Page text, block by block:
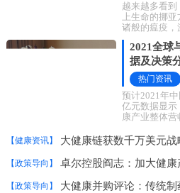
越来越多看
上生命的挪
诸般的瘟疫，
灾、战争等组
2021全球
据及决策
热门资讯
预计2021年
亿元数据显示
康产业整体营
8.1%。艾媒
【健康资讯】 大健康链获数千万美元战
【政策导向】
【政策导向】 大健康并购评论：传统